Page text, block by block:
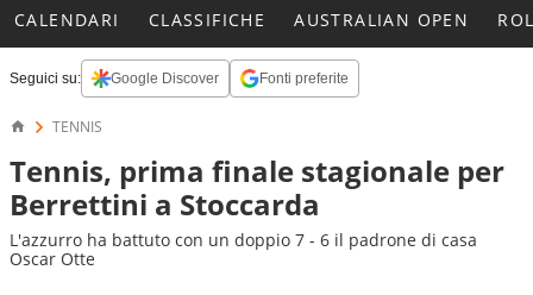
CALENDARI CLASSIFICHE AUSTRALIAN OPEN
Seguici su: Google Discover Fonti preferite
TENNIS
Tennis, prima finale stagionale per
Berrettini a Stoccarda
L'azzurro ha battuto con un doppio 7 - 6 il padrone di casa
Oscar Otte